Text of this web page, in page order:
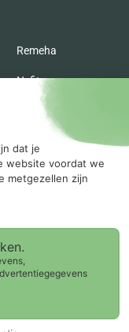
Remeha
Nefit
Intergas
ATAG